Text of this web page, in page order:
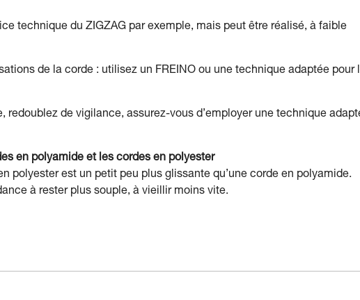
technique du ZIGZAG par exemple, mais peut être réalisé, à faible
de la corde : utilisez un FREINO ou une technique adaptée pour
redoublez de vigilance, assurez-vous d’employer une technique
en polyamide et les cordes en polyester
polyester est un petit peu plus glissante qu’une corde en polyamide.
à rester plus souple, à vieillir moins vite.